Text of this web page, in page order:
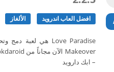
افضل العاب اندرويد الألغاز
– ابك دارويد